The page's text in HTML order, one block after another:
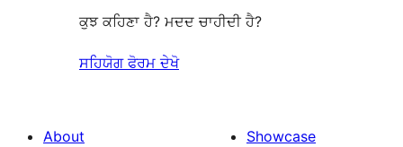
ਕੁਝ ਕਹਿਣਾ ਹੈ? ਮਦਦ ਚਾਹੀਦੀ ਹੈ?
ਸਹਿਯੋਗ ਫੋਰਮ ਦੇਖੋ
About
Showcase